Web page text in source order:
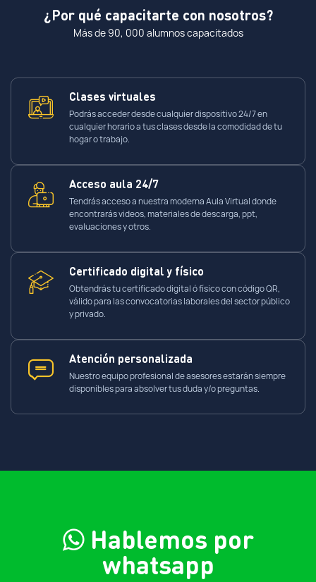
¿Por qué capacitarte con nosotros?
Más de 90, 000 alumnos capacitados
Clases virtuales
Podrás acceder desde cualquier dispositivo 24/7 en
cualquier horario a tus clases desde la comodidad de tu
hogar o trabajo.
Acceso aula 24/7
Tendrás acceso a nuestra moderna Aula Virtual donde
encontrarás videos, materiales de descarga, ppt,
evaluaciones y otros.
Certificado digital y físico
Obtendrás tu certificado digital ó físico con código QR,
válido para las convocatorias laborales del sector público
y privado.
Atención personalizada
Nuestro equipo profesional de asesores estarán siempre
disponibles para absolver tus duda y/o preguntas.
Hablemos por
whatsapp